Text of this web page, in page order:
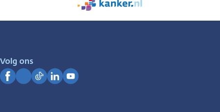
We
zijn
Volg ons